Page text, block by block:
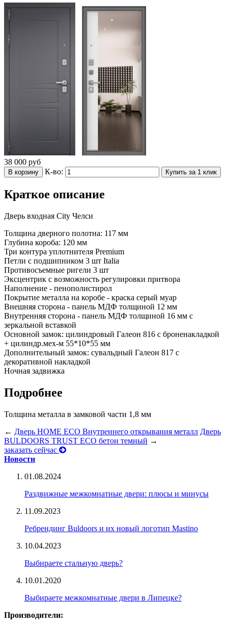
38 000 руб
В корзину К-во: Купить за 1 клик
Краткое описание
Дверь входная City Челси
Толщина дверного полотна: 117 мм
Глубина короба: 120 мм
Три контура уплотнителя Premium
Петли с подшипником 3 шт Italia
Противосъемные ригели 3 шт
Эксцентрик с возможность регулировки притвора
Наполнение - пенополистирол
Покрытие металла на коробе - краска серый муар
Внешняя сторона - панель МДФ толщиной 12 мм
Внутренняя сторона - панель МДФ толщиной 16 мм с
зеркальной вставкой
Основной замок: цилиндровый Галеон 816 с броненакладкой
+ цилиндр.мех-м 55*10*55 мм
Дополнительный замок: сувальдный Галеон 817 с
декоративной накладкой
Ночная задвижка
Подробнее
Толщина металла в замковой части 1,8 мм
← Дверь HOME ECO Внутреннего открывания металл Дверь
BULDOORS TRUST ECO бетон темный →
заказать сейчас
Новости
01.08.2024
Раздвижные межкомнатные двери: плюсы и минусы
11.09.2023
Ребрендинг Buldoors и их новый логотип Mastino
10.04.2023
Выбираете стальную дверь?
10.01.2020
Выбираете межкомнатные двери в Липецке?
Производители: